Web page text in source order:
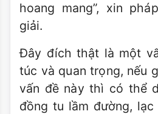
hoang mang”, xin
giải.
Ðây đích thật là một
túc và quan trọng, nếu
vấn đề này thì có thể
đồng tu lầm đường,